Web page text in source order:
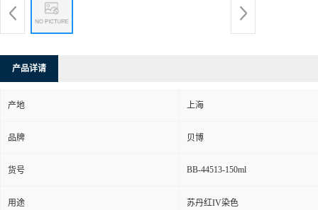
产品详请
产地 上海
品牌 贝博
货号 BB-44513-150ml
用途 苏丹红IV染色